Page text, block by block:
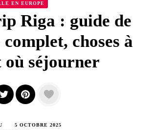
EN EUROPE
Riga : guide de
choses à
où séjourner
5 OCTOBRE 2025